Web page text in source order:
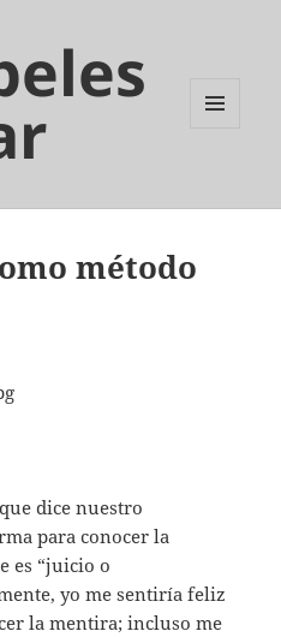
método
dice nuestro
para conocer la
es “juicio o
yo me sentiría feliz
la mentira; incluso me